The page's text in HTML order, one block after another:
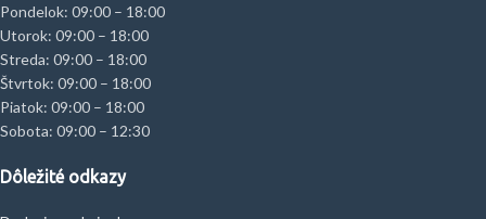
Pondelok: 09:00 – 18:00
Utorok: 09:00 – 18:00
Streda: 09:00 – 18:00
Štvrtok: 09:00 – 18:00
Piatok: 09:00 – 18:00
Sobota: 09:00 – 12:30
Dôležité odkazy